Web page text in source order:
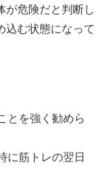
が危険だと判断し
込む状態になって
とを強く勧めら
に筋トレの翌日